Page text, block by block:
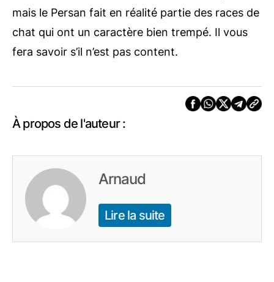
mais le Persan fait en réalité partie des races de
chat qui ont un caractère bien trempé. Il vous
fera savoir s’il n’est pas content.
À propos de l'auteur :
Arnaud
Lire la suite